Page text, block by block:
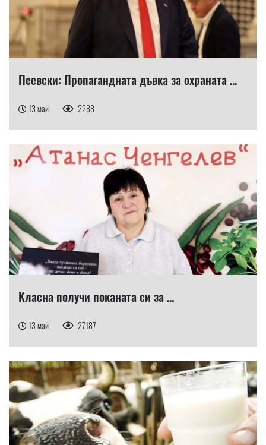
Пеевски: Пропагандната дъвка за охраната ...
13 май 2288
Класна получи поканата си за ...
13 май 27187